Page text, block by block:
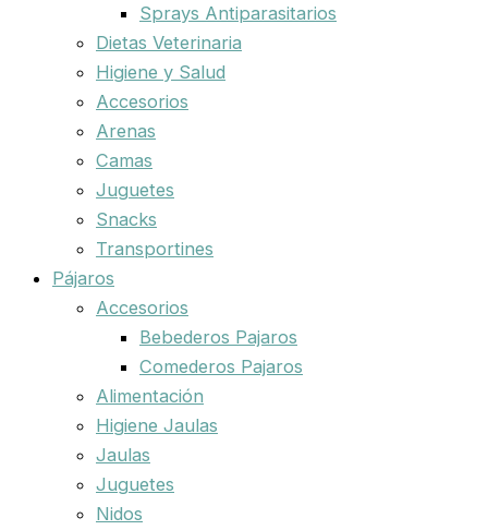
Sprays Antiparasitarios
Dietas Veterinaria
Higiene y Salud
Accesorios
Arenas
Camas
Juguetes
Snacks
Transportines
Pájaros
Accesorios
Bebederos Pajaros
Comederos Pajaros
Alimentación
Higiene Jaulas
Jaulas
Juguetes
Nidos